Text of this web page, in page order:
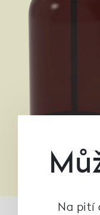
Na pití